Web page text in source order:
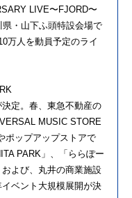
LIVE〜FJORD〜
・山下ふ頭特設会場で
万⼈を動員予定のライ
定。春、東急不動産の
MUSIC STORE
ポップアップストアで
PARK」、「ららぽー
よび、丸井の商業施設
イベント大規模展開が決